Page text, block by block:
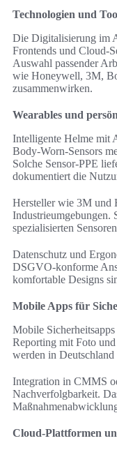
Technologien und
Die Digitalisierung im
Frontends und Cloud-
Auswahl passender
wie Honeywell, 3M,
zusammenwirken.
Wearables und
Intelligente Helme mit
Body-Worn-Sensors
Solche Sensor-PPE
dokumentiert die
Hersteller wie 3M und
Industrieumgebungen.
spezialisierten
Datenschutz und
DSGVO-konforme
komfortable Designs
Mobile Apps für
Mobile
Reporting mit Foto
werden in
Integration in CMMS
Nachverfolgbarkeit.
Cloud-Plattformen